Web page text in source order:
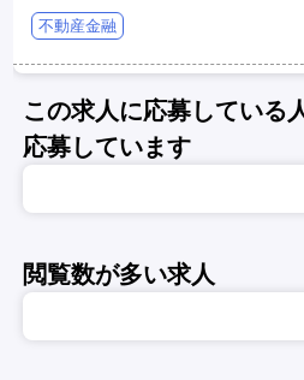
不動産金融
この求人に応募している
応募しています
閲覧数が多い求人